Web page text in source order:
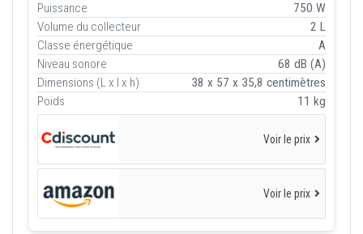
Puissance
750 W
Volume du collecteur
2 L
Classe énergétique
A
Niveau sonore
68 dB (A)
Dimensions (L x l x h)
38 x 57 x 35,8 centimètres
Poids
11 kg
Voir le prix
Voir le prix